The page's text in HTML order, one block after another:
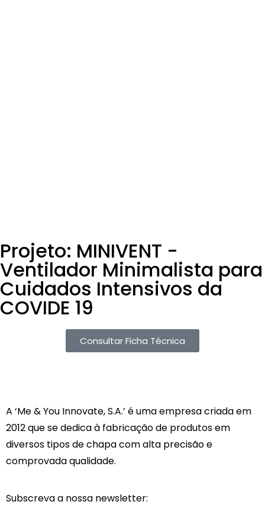
Projeto: MINIVENT -
Ventilador Minimalista para
Cuidados Intensivos da
COVIDE 19
Consultar Ficha Técnica
A ‘Me & You Innovate, S.A.’ é uma empresa criada em
2012 que se dedica à fabricação de produtos em
diversos tipos de chapa com alta precisão e
comprovada qualidade.
Subscreva a nossa newsletter: